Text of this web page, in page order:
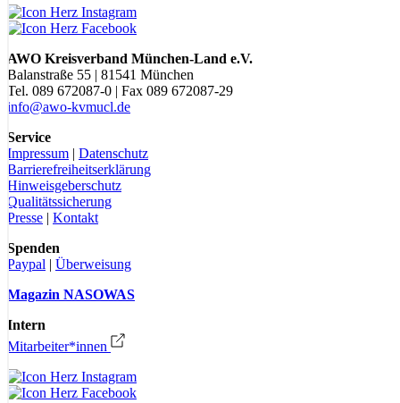
AWO Kreisverband München-Land e.V.
Balanstraße 55 | 81541 München
Tel. 089 672087-0 | Fax 089 672087-29
info@awo-kvmucl.de
Service
Impressum | Datenschutz
Barrierefreiheitserklärung
Hinweisgeberschutz
Qualitätssicherung
Presse | Kontakt
Spenden
Paypal | Überweisung
Magazin NASOWAS
Intern
Mitarbeiter*innen